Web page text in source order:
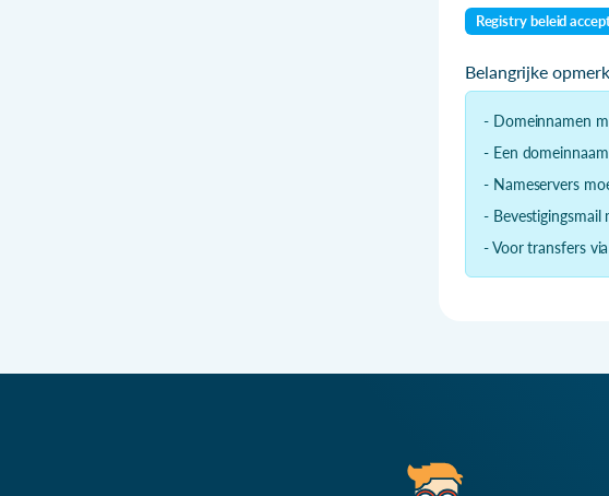
Registry beleid
Belangrijke
- Domeinnamen
- Een
- Nameservers
-
- Voor transfers